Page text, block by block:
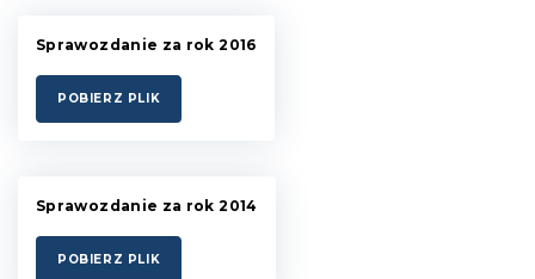
Sprawozdanie za rok 2016
POBIERZ PLIK
Sprawozdanie za rok 2014
POBIERZ PLIK